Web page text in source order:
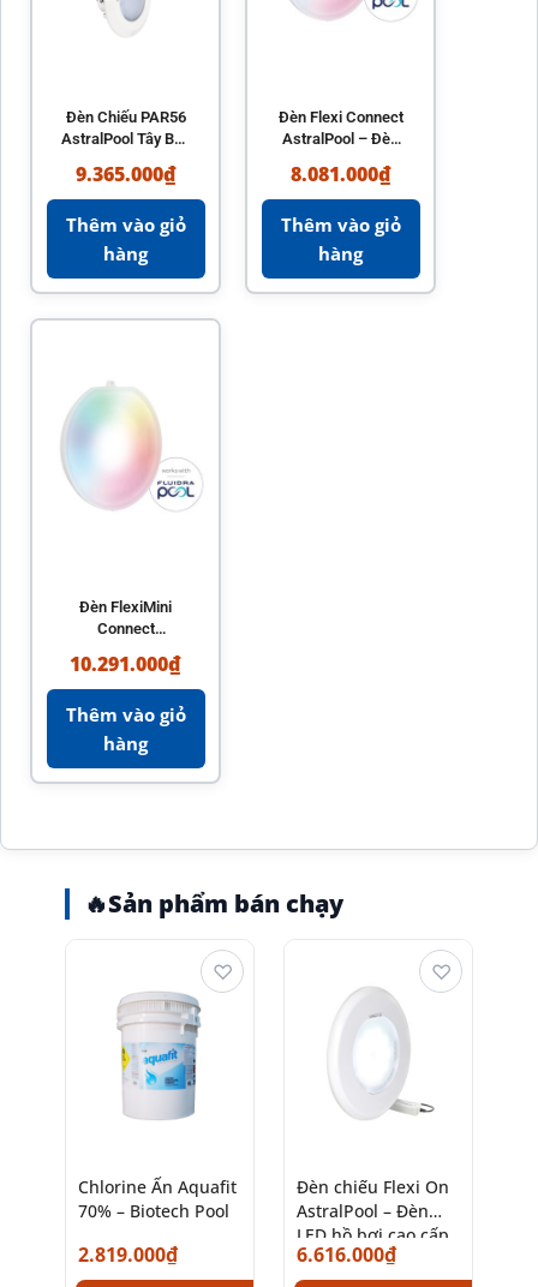
Đèn Chiếu PAR56
AstralPool Tây Ban
Bơi Cao Cấp
9.365.000₫
Thêm vào giỏ
hàng
Đèn Flexi Connect
AstralPool – Đèn
lượng Tây Ban Nha
8.081.000₫
Thêm vào giỏ
hàng
Đèn FlexiMini
Connect
LED hồ bơi chính
hãng Tây Ban Nha
10.291.000₫
Thêm vào giỏ
hàng
🔥Sản phẩm bán chạy
Chlorine Ấn Aquafit
70% – Biotech Pool
2.819.000₫
♡
Đèn chiếu Flexi On
AstralPool – Đèn
LED hồ bơi cao cấp
chính hãng
6.616.000₫
♡